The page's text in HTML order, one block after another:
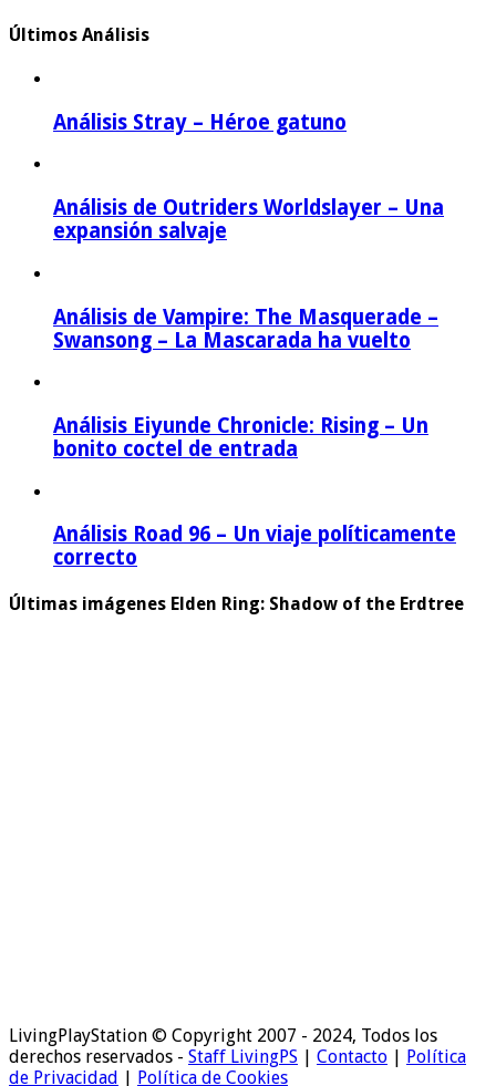
Últimos Análisis
Análisis Stray – Héroe gatuno
Análisis de Outriders Worldslayer – Una
expansión salvaje
Análisis de Vampire: The Masquerade –
Swansong – La Mascarada ha vuelto
Análisis Eiyunde Chronicle: Rising – Un
bonito coctel de entrada
Análisis Road 96 – Un viaje políticamente
correcto
Últimas imágenes Elden Ring: Shadow of the Erdtree
LivingPlayStation © Copyright 2007 - 2024, Todos los
derechos reservados - Staff LivingPS | Contacto | Política
de Privacidad | Política de Cookies